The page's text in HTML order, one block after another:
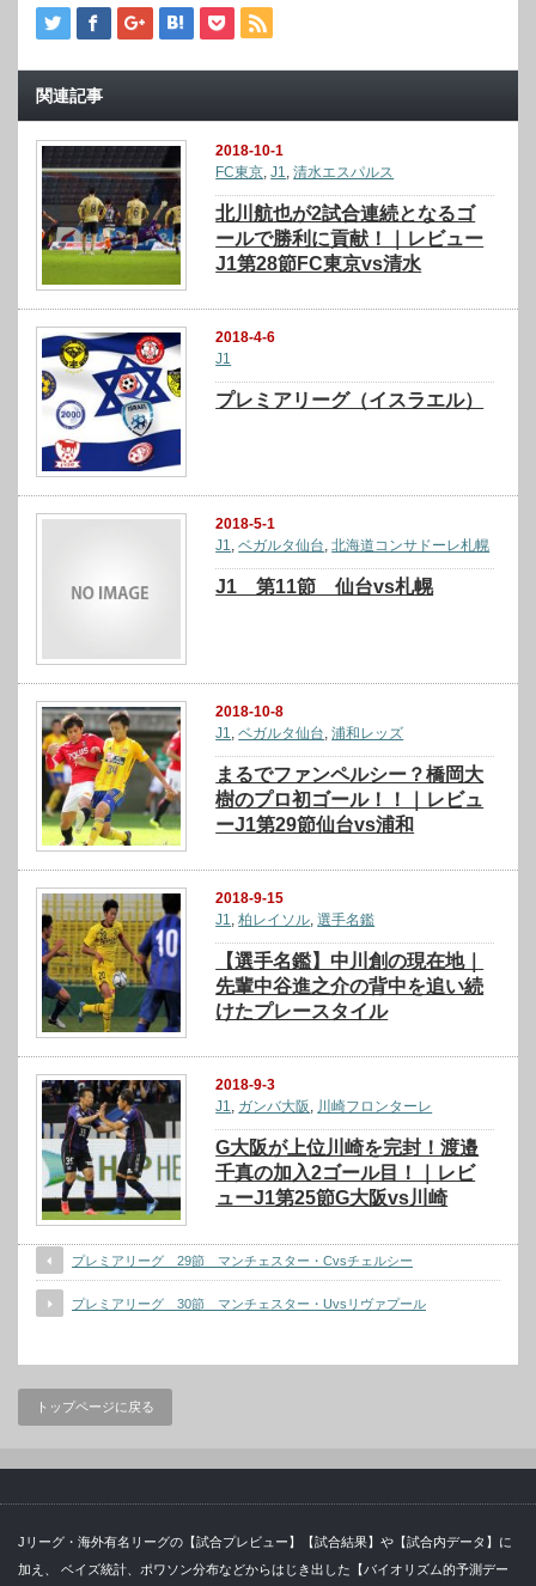
関連記事
2018-10-1
FC東京 ,J1 ,清水エスパルス
北川航也が2試合連続となるゴ
ールで勝利に貢献！｜レビュー
J1第28節FC東京vs清水
2018-4-6
J1
プレミアリーグ（イスラエル）
2018-5-1
J1,ベガルタ仙台,北海道コンサドーレ札幌
J1 第11節 仙台vs札幌
2018-10-8
J1
,ベガルタ仙台 ,浦和レッズ
まるでファンペルシー？橋岡大
樹のプロ初ゴール！！｜レビュ
ーJ1第29節仙台vs浦和
2018-9-15
J1,柏レイソル,選手名鑑
【選手名鑑】中川創の現在地｜
先輩中谷進之介の背中を追い続
けたプレースタイル
2018-9-3
J1, ガンバ大阪 , 川崎フロンターレ
G大阪が上位川崎を完封！渡邉
千真の加入2ゴール目！｜レビ
ューJ1第25節G大阪vs川崎
プレミアリーグ 29節 マンチェスター・Cvsチェルシー
プレミアリーグ 30節 マンチェスター・Uvsリヴァプール
トップページに戻る
Jリーグ・海外有名リーグの【試合プレビュー】【試合結果】や【試合内データ】に
加え、 ベイズ統計、ポワソン分布などからはじき出した【バイオリズム的予測デー